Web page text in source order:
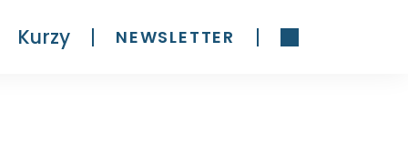
Kurzy NEWSLETTER